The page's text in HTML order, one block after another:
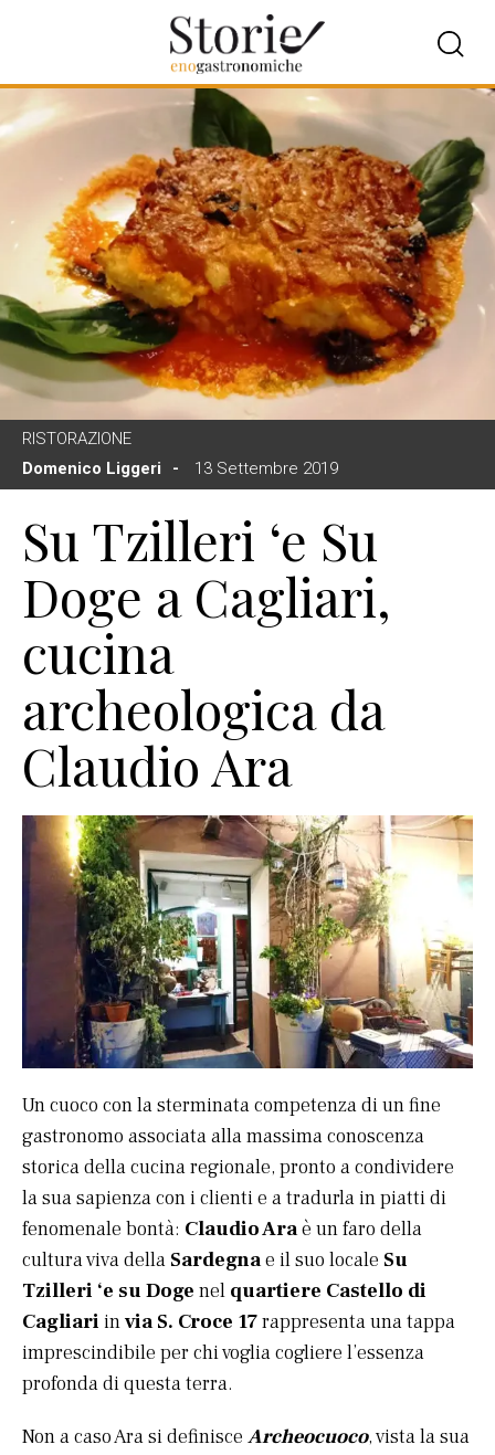
RISTORAZIONE
Domenico Liggeri
13 Settembre 2019
Su Tzilleri ‘e Su
Doge a Cagliari,
cucina
archeologica da
Claudio Ara
Un cuoco con la sterminata competenza di un fine
gastronomo associata alla massima conoscenza
storica della cucina regionale, pronto a condividere
la sua sapienza con i clienti e a tradurla in piatti di
fenomenale bontà: Claudio Araè un faro della
cultura viva della Sardegnae il suo locale Su
Tzilleri ‘e su Doge nel quartiere Castello di
Cagliari invia S. Croce 17rappresenta una tappa
imprescindibile per chi voglia cogliere l’essenza
profonda di questa terra.
Non a caso Ara si definisce Archeocuoco, vista la sua